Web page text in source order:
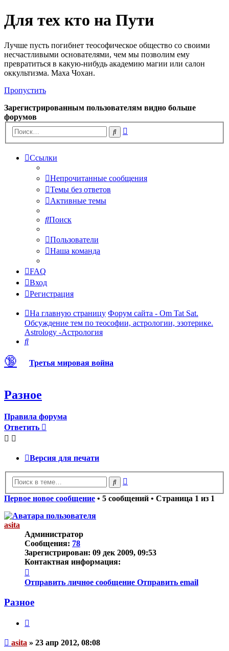
Для тех кто на Пути
Лучше пусть погибнет теософическое общество со своими
несчастливыми основателями, чем мы позволим ему
превратиться в какую-нибудь академию магии или салон
оккультизма. Маха Чохан.
Пропустить
Зарегистрированным пользователям видно больше
форумов
Поиск
Ссылки
Непрочитанные сообщения
Темы без ответов
Активные темы
Поиск
Пользователи
Наша команда
FAQ
Вход
Регистрация
На главную страницу Форум сайта - Om Tat Sat.
Обсуждение тем по теософии, астрологии, эзотерике.
Astrology -Астрология
Поиск
🔞 Третья мировая война
Разное
Правила форума
Ответить
Версия для печати
Поиск
Первое новое сообщение • 5 сообщений • Страница 1 из 1
asita
Администратор
Сообщения: 78
Зарегистрирован: 09 дек 2009, 09:53
Контактная информация:
информация
пользователя
Отправить личное сообщение Отправить email
Разное
Непрочитанное
asita » 23 апр 2012, 08:08